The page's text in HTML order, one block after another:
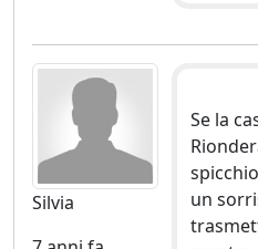
Silvia
Se la
un